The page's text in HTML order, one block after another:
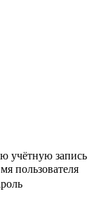
учётную запись
пользователя